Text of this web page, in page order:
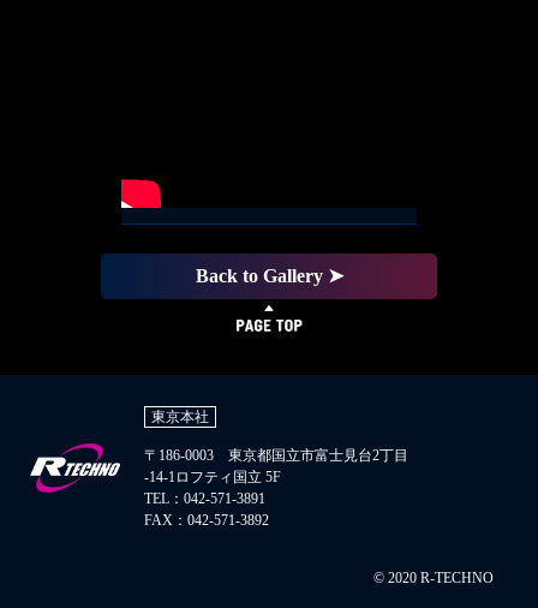
Back to Gallery ➤
東京本社
〒186-0003 東京都国立市富士見台2丁目
-14-1ロフティ国立 5F
TEL：042-571-3891
FAX：042-571-3892
© 2020 R-TECHNO